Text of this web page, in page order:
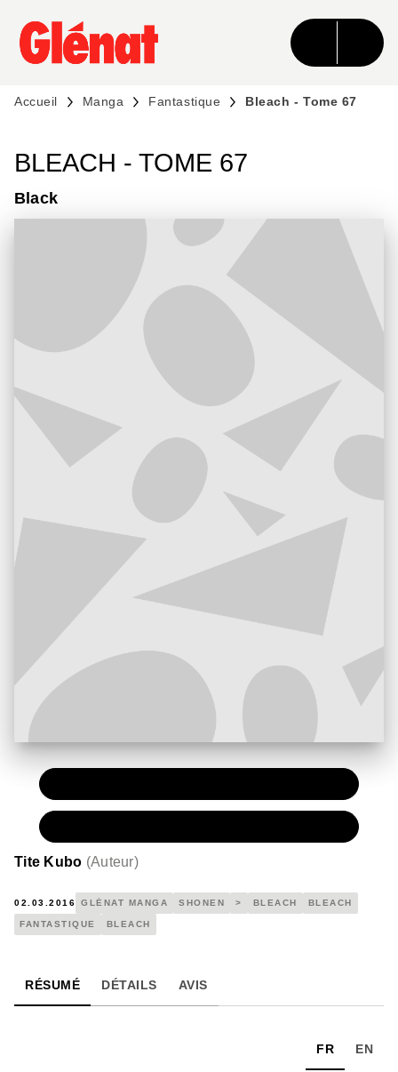
MENU RECHERCHE CONTENU
PIED DE PAGE
Accueil Manga Fantastique Bleach - Tome 67
BLEACH - TOME 67
Black
Tite Kubo (Auteur)
02.03.2016 GLÉNAT MANGA SHONEN > BLEACH BLEACH
FANTASTIQUE BLEACH
RÉSUMÉ DÉTAILS AVIS
FR EN